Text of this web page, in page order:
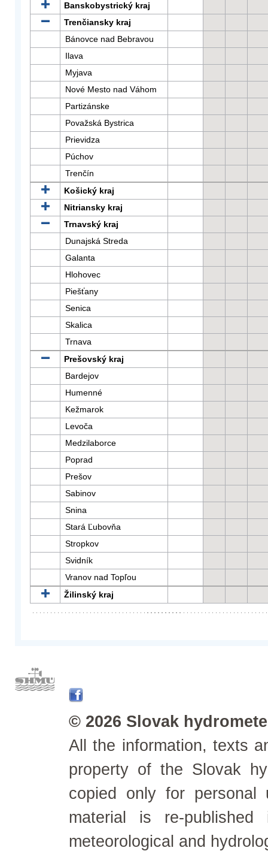
Banskobystrický kraj
Trenčiansky kraj
Bánovce nad Bebravou
Ilava
Myjava
Nové Mesto nad Váhom
Partizánske
Považská Bystrica
Prievidza
Púchov
Trenčín
Košický kraj
Nitriansky kraj
Trnavský kraj
Dunajská Streda
Galanta
Hlohovec
Piešťany
Senica
Skalica
Trnava
Prešovský kraj
Bardejov
Humenné
Kežmarok
Levoča
Medzilaborce
Poprad
Prešov
Sabinov
Snina
Stará Ľubovňa
Stropkov
Svidník
Vranov nad Topľou
Žilinský kraj
© 2026 Slovak
All the information, texts
property of the Slovak
copied only for personal
material is re-
meteorological and